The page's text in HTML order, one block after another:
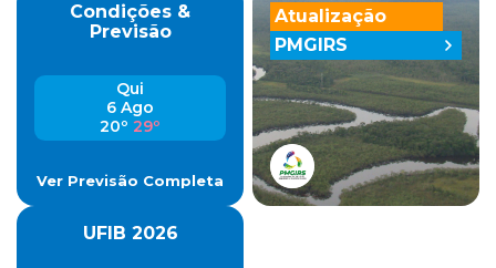
Condições &
Previsão
Qui
6 Ago
20º 29º
Ver Previsão Completa
UFIB 2026
Atualização
PMGIRS